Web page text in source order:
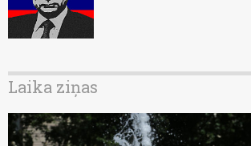
Laika ziņas